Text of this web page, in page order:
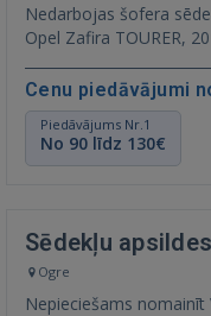
Nedarbojas šofera
Opel Zafira TOURER,
Cenu piedāvājumi
Piedāvājums Nr.1
No 90 līdz 130€
Sēdekļu
Ogre
Nepieciešams nomainīt